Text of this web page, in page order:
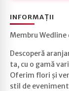
INFORMAȚII
Membru
Descoperă
ta, cu o gamă
Oferim flori și
stil de